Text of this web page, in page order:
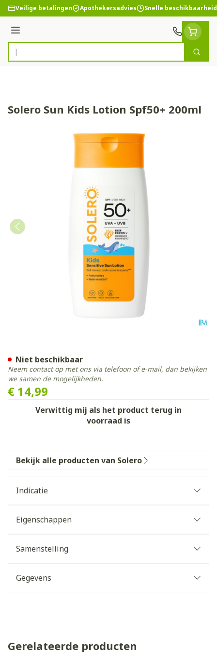
Ga naar de inhoud
Veilige betalingen Apothekersadvies Snelle beschikbaarheid
Menu
Product, merk, categorie...
Zoek
Solero Sun Kids Lotion Spf50+ 200ml
€ 14,99
Verwittig mij als het product terug in
voorraad is
Niet beschikbaar
Neem contact op met ons via telefoon of e-mail, dan bekijken
we samen de mogelijkheden.
Bekijk alle producten van Solero
Indicatie
Eigenschappen
Samenstelling
Gegevens
Gerelateerde producten